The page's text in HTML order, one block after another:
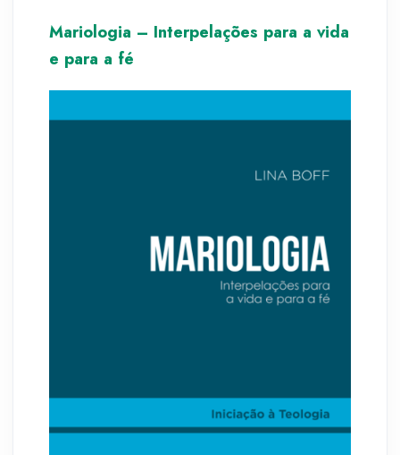
Mariologia – Interpelações para a vida
e para a fé